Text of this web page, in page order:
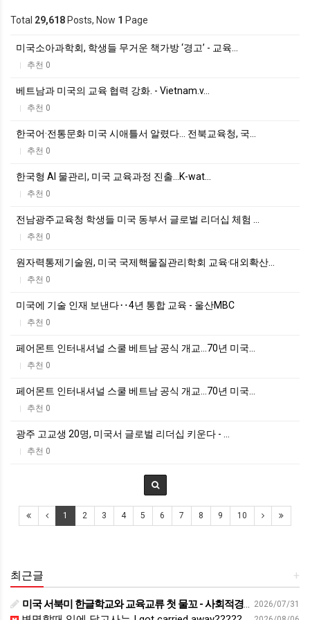
Total 29,618 Posts, Now 1 Page
미국소아과학회, 학생들 무거운 책가방 ‘경고’ - 교육…
| 추천 0
베트남과 미국의 교육 협력 강화. - Vietnam.v…
| 추천 0
한국어·전통문화 미국 시애틀서 알렸다… 전북교육청, 국…
| 추천 0
한국형 AI 물관리, 미국 교육과정 진출...K-wat…
| 추천 0
전남광주교육청 학생들 미국 동부서 글로벌 리더십 체험 …
| 추천 0
원자력통제기술원, 미국 국제핵물질관리학회 교육·대외확산…
| 추천 0
미국에 기술 인재 보낸다‥4년 통합 교육 - 울산MBC
| 추천 0
페어몬트 인터내셔널 스쿨 베트남 공식 개교…70년 미국…
| 추천 0
페어몬트 인터내셔널 스쿨 베트남 공식 개교…70년 미국…
| 추천 0
광주 고교생 20명, 미국서 글로벌 리더십 키운다 - …
| 추천 0
1 2 3 4 5 6 7 8 9 10
+
최근글
2026/07/31
미국 서북미 한글학교와 교육교류 첫 물꼬 - 사회적경제뉴스